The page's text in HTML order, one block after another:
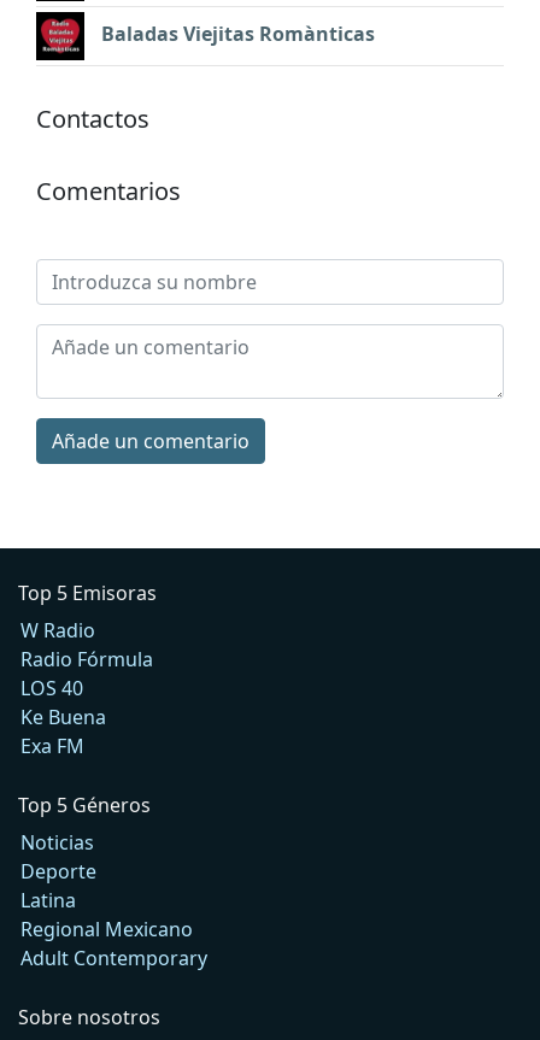
Baladas Viejitas Romànticas
Contactos
Comentarios
Añade un comentario
Top 5 Emisoras
W Radio
Radio Fórmula
LOS 40
Ke Buena
Exa FM
Top 5 Géneros
Noticias
Deporte
Latina
Regional Mexicano
Adult Contemporary
Sobre nosotros